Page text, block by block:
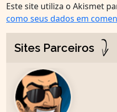
Este site utiliza o Akismet
como seus dados em
Sites Parceiros